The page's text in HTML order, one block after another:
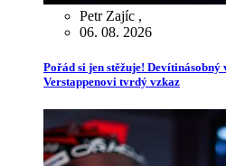
Petr Zajíc ,
06. 08. 2026
Pořád si jen stěžuje! Devítinásobný
Verstappenovi tvrdý vzkaz